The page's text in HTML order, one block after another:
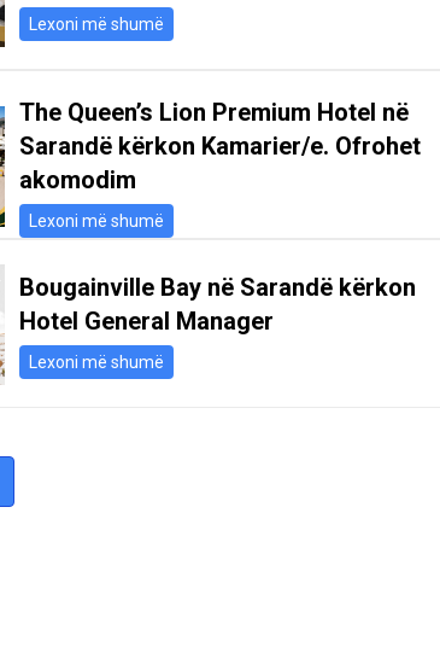
Lexoni më shumë
The Queen’s Lion Premium Hotel në
Sarandë kërkon Kamarier/e. Ofrohet
akomodim
Lexoni më shumë
Bougainville Bay në Sarandë kërkon
Hotel General Manager
Lexoni më shumë